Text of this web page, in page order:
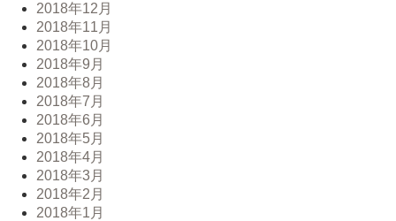
2018年12月
2018年11月
2018年10月
2018年9月
2018年8月
2018年7月
2018年6月
2018年5月
2018年4月
2018年3月
2018年2月
2018年1月